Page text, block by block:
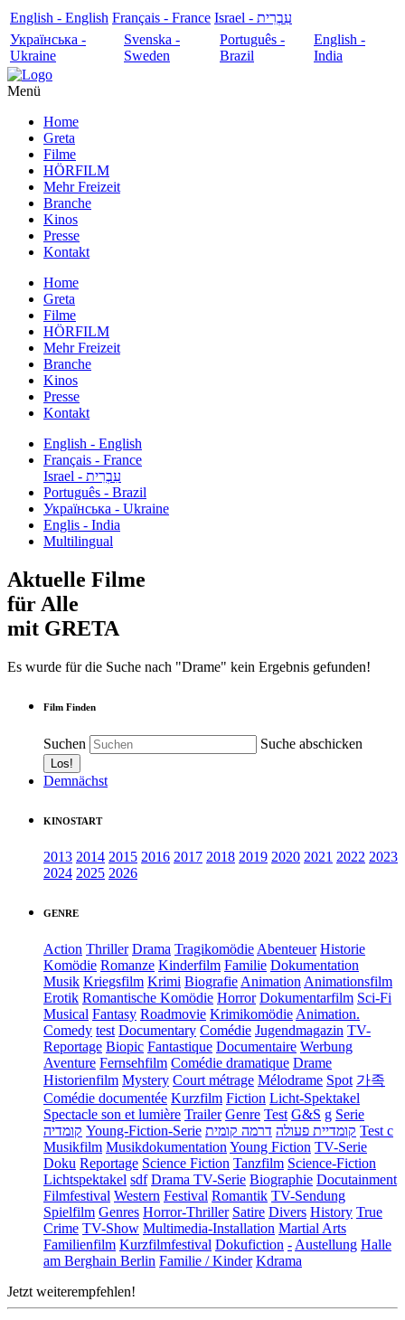
English - English Français - France
עִבְרִית - Israel
Українська -
Ukraine
Svenska -
Sweden
Português -
Brazil
English -
India
Menü
Home
Greta
Filme
HÖRFILM
Mehr Freizeit
Branche
Kinos
Presse
Kontakt
Home
Greta
Filme
HÖRFILM
Mehr Freizeit
Branche
Kinos
Presse
Kontakt
English - English
Français - France
עִבְרִית - Israel
Português - Brazil
Українська - Ukraine
Englis - India
Multilingual
Aktuelle Filme
für Alle
mit GRETA
Es wurde für die Suche nach "Drame" kein Ergebnis gefunden!
Film Finden
Suchen Suche abschicken
Demnächst
KINOSTART
2013 2014 2015 2016 2017 2018 2019 2020 2021 2022 2023
2024 2025 2026
GENRE
Action Thriller Drama Tragikomödie Abenteuer Historie
Komödie Romanze Kinderfilm Familie Dokumentation
Musik Kriegsfilm Krimi Biografie Animation Animationsfilm
Erotik Romantische Komödie Horror Dokumentarfilm Sci-Fi
Musical Fantasy Roadmovie Krimikomödie Animation.
Comedy test Documentary Comédie Jugendmagazin TV-
Reportage Biopic Fantastique Documentaire Werbung
Aventure Fernsehfilm Comédie dramatique Drame
Historienfilm Mystery Court métrage Mélodrame Spot 가족
Comédie documentée Kurzfilm Fiction Licht-Spektakel
Spectacle son et lumière Trailer Genre Test G&S g Serie
קומדיה Young-Fiction-Serie קומדיית פעולה דרמה קומית
Test c
Musikfilm Musikdokumentation Young Fiction TV-Serie
Doku Reportage Science Fiction Tanzfilm Science-Fiction
Lichtspektakel sdf Drama TV-Serie Biographie Docutainment
Filmfestival Western Festival Romantik TV-Sendung
Spielfilm Genres Horror-Thriller Satire Divers History True
Crime TV-Show Multimedia-Installation Martial Arts
Familienfilm Kurzfilmfestival Dokufiction - Austellung Halle
am Berghain Berlin Familie / Kinder Kdrama
Jetzt weiterempfehlen!